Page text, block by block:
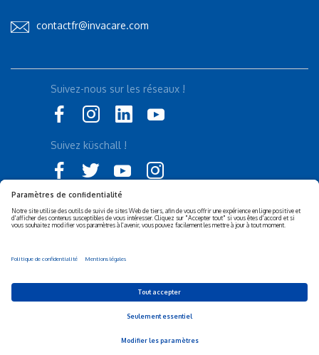
contactfr@invacare.com
Déclaration d'accessibilité
Politique de confidentialité
Responsabilité sociétale de
© 2026 Invacare Corporation - All rights reserved.
Suivez-nous sur les réseaux !
Suivez küschall !